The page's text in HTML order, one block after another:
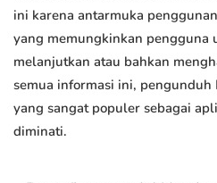
ini karena antarmuka
yang memungkinkan pengguna
melanjutkan atau bahkan
semua informasi ini, pengunduh
yang sangat populer sebagai
diminati.